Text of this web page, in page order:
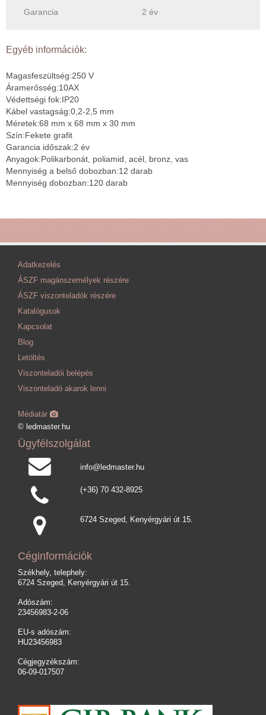
Garancia
2 év
Egyéb információk:
Magasfeszültség:250 V
Áramerősség:10АX
Védettségi fok:IP20
Kábel vastagság:0,2-2,5 mm
Méretek:68 mm x 68 mm x 30 mm
Szín:Fekete grafit
Garancia időszak:2 év
Anyagok:Polikarbonát, poliamid, acél, bronz, vas
Mennyiség a belső dobozban:12 darab
Mennyiség dobozban:120 darab
Adatkezelés
ÁSZF magánszemélyek részére
ÁSZF viszonteladók részére
Katalógusok
Kapcsolat
Blog
Letöltés
Viszonteladói belépés
Viszonteladó akarok lenni
Médiatár
© ledmaster.hu
Ügyfélszolgálat
info@ledmaster.hu
(+36) 70 432-8925
6724 Szeged, Kenyérgyári út 15.
Céginformációk
Székhely, telephely:
6724 Szeged, Kenyérgyári út 15.
Adószám:
23456983-2-06
EU-s adószám:
HU23456983
Cégjegyzékszám:
06-09-017507